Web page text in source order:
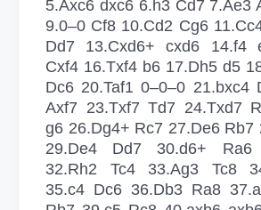
5.Axc6 dxc6 6.h3 Cd7 7.Ae3
9.0–0 Cf8 10.Cd2 Cg6
Dd7 13.Cxd6+ cxd6 14.f4
Cxf4 16.Txf4 b6 17.Dh5 d5
Dc6 20.Taf1 0–0–0 21.bxc4
Axf7 23.Txf7 Td7 24.Txd7
g6 26.Dg4+ Rc7 27.De6 Rb7
29.De4 Dd7 30.d6+ Ra6
32.Rh2 Tc4 33.Ag3 Tc8
35.c4 Dc6 36.Db3 Ra8